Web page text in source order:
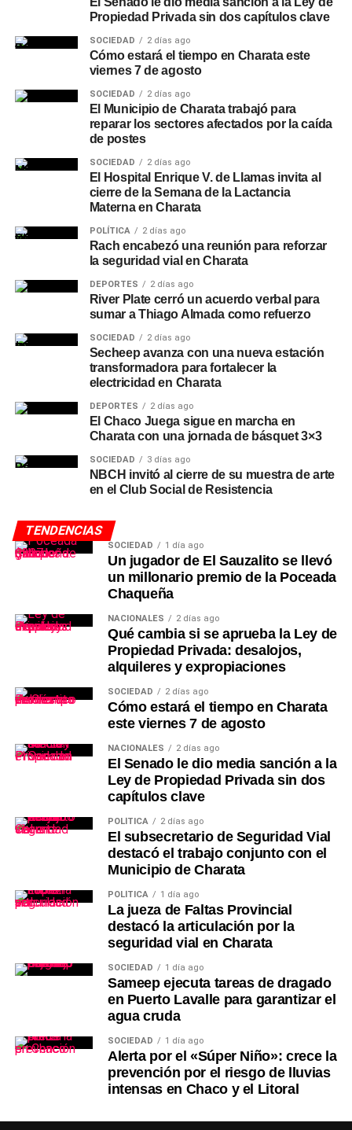
Propiedad Privada sin dos capítulos clave
SOCIEDAD 2 días ago
Cómo estará el tiempo en Charata este
viernes 7 de agosto
SOCIEDAD 2 días ago
El Municipio de Charata trabajó para
reparar los sectores afectados por la caída
de postes
SOCIEDAD 2 días ago
El Hospital Enrique V. de Llamas invita al
cierre de la Semana de la Lactancia
Materna en Charata
POLÍTICA 2 días ago
Rach encabezó una reunión para reforzar
la seguridad vial en Charata
DEPORTES 2 días ago
River Plate cerró un acuerdo verbal para
sumar a Thiago Almada como refuerzo
SOCIEDAD 2 días ago
Secheep avanza con una nueva estación
transformadora para fortalecer la
electricidad en Charata
DEPORTES 2 días ago
El Chaco Juega sigue en marcha en
Charata con una jornada de básquet 3×3
SOCIEDAD 3 días ago
NBCH invitó al cierre de su muestra de arte
en el Club Social de Resistencia
TENDENCIAS
SOCIEDAD 1 día ago
Un jugador de El Sauzalito se llevó
un millonario premio de la Poceada
Chaqueña
NACIONALES 2 días ago
Qué cambia si se aprueba la Ley de
Propiedad Privada: desalojos,
alquileres y expropiaciones
SOCIEDAD 2 días ago
Cómo estará el tiempo en Charata
este viernes 7 de agosto
NACIONALES 2 días ago
El Senado le dio media sanción a la
Ley de Propiedad Privada sin dos
capítulos clave
POLÍTICA 2 días ago
El subsecretario de Seguridad Vial
destacó el trabajo conjunto con el
Municipio de Charata
POLÍTICA 1 día ago
La jueza de Faltas Provincial
destacó la articulación por la
seguridad vial en Charata
SOCIEDAD 1 día ago
Sameep ejecuta tareas de dragado
en Puerto Lavalle para garantizar el
agua cruda
SOCIEDAD 1 día ago
Alerta por el «Súper Niño»: crece la
prevención por el riesgo de lluvias
intensas en Chaco y el Litoral